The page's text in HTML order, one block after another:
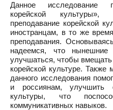
Данное исследование
корейской
преподавание корейской
иностранцам, в то же
преподавания.
надеемся, что нынешние
улучшаться, чтобы
корейской культуре.
данного исследования
и россиянам, улучшить
культуры, что
коммуникативных навыков.